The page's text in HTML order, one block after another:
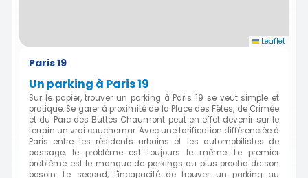
Leaflet
Paris 19
Un parking à Paris 19
Sur le papier, trouver un parking à Paris 19 se veut simple et
pratique. Se garer à proximité de la Place des Fêtes, de Crimée
et du Parc des Buttes Chaumont peut en effet devenir sur le
terrain un vrai cauchemar. Avec une tarification différenciée à
Paris entre les résidents urbains et les automobilistes de
passage, le problème est toujours le même. Le premier
problème est le manque de parkings au plus proche de son
besoin. Le second, l'incapacité de trouver un parking au